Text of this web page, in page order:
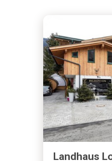
Landhaus